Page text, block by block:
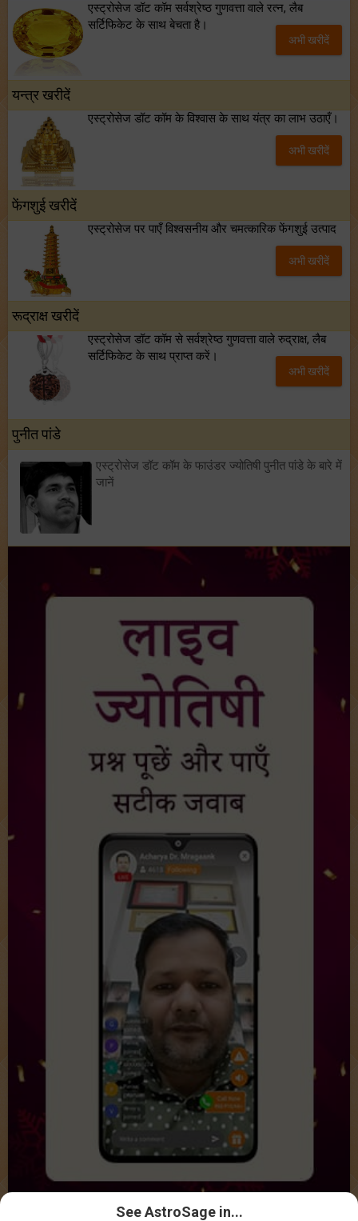
शनि साढ़े साती और ढैय्या से परेशान हैं? शनि कृपा के लिए अवश्य करें शनिवार व्रत!
एस्ट्रोसेज डॉट कॉम सर्वश्रेष्ठ गुणवत्ता वाले रत्न, लैब
सर्टिफिकेट के साथ बेचता है।
अभी खरीदें
यन्त्र खरीदें
एस्ट्रोसेज डॉट कॉम के विश्वास के साथ यंत्र का लाभ उठाएँ।
अभी खरीदें
फेंगशुई खरीदें
एस्ट्रोसेज पर पाएँ विश्वसनीय और चमत्कारिक फेंगशुई उत्पाद
अभी खरीदें
रूद्राक्ष खरीदें
एस्ट्रोसेज डॉट कॉम से सर्वश्रेष्ठ गुणवत्ता वाले रुद्राक्ष, लैब
सर्टिफिकेट के साथ प्राप्त करें।
अभी खरीदें
पुनीत पांडे
एस्ट्रोसेज डॉट कॉम के फाउंडर ज्योतिषी पुनीत पांडे के बारे में
जानें
See AstroSage in...